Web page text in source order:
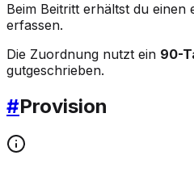
Beim Beitritt erhältst du einen
erfassen.
Die Zuordnung nutzt ein 90-
gutgeschrieben.
#Provision